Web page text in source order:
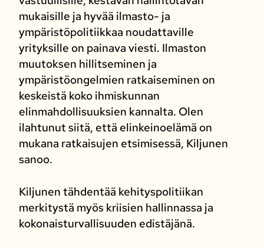
mukaisille ja hyvää ilmasto- ja
ympäristöpolitiikkaa noudattaville
yrityksille on painava viesti. Ilmaston
muutoksen hillitseminen ja
ympäristöongelmien ratkaiseminen on
keskeistä koko ihmiskunnan
elinmahdollisuuksien kannalta. Olen
ilahtunut siitä, että elinkeinoelämä on
mukana ratkaisujen etsimisessä, Kiljunen
sanoo.
Kiljunen tähdentää kehityspolitiikan
merkitystä myös kriisien hallinnassa ja
kokonaisturvallisuuden edistäjänä.